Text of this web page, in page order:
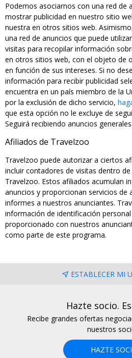
Podemos asociarnos con una red de
mostrar publicidad en nuestro sitio
nuestra en otros sitios web.
una red de anuncios que puede
visitas para recopilar información
en otros sitios web, con el objeto de
en función de sus intereses. Si no
información para recibir publicidad
encuentra en un país miembro de la
por la exclusión de dicho servicio,
que esta opción no le excluye de
Seguirá recibiendo anuncios generales.
Afiliados de Travelzoo
Travelzoo puede autorizar a ciertos
incluir contadores de visitas dentro
Travelzoo. Estos afiliados acumulan
anuncios y proporcionan servicios de
informes a nuestros anunciantes.
información de identificación
proporcionado con nuestros
como parte de este programa.
ESTABLECER MI
Hazte socio.
Recibe grandes ofertas
nuestros
HAZTE